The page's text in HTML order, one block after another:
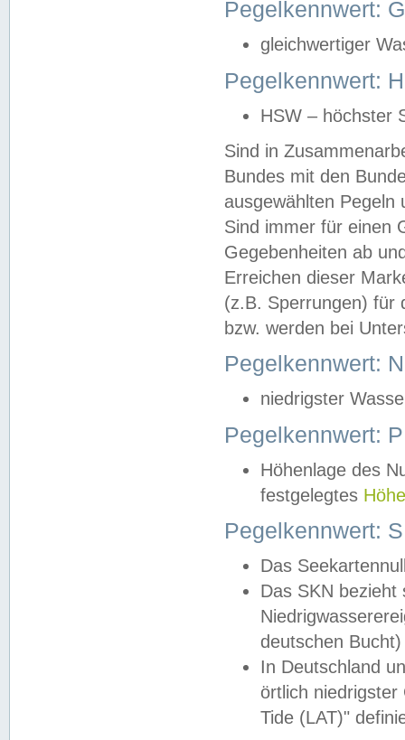
Pegelkennwert:
gleichwertiger
Pegelkennwert:
HSW – höchster
Sind in
Bundes mit den
ausgewählten
Sind immer für einen
Gegebenheiten ab
Erreichen dieser
(z.B. Sperrungen) für
bzw. werden bei
Pegelkennwert:
niedrigster
Pegelkennwert:
Höhenlage des
festgelegtes
Pegelkennwert:
Das
Das SKN
deutschen
In Deutschland
örtlich
Tide (LAT)"